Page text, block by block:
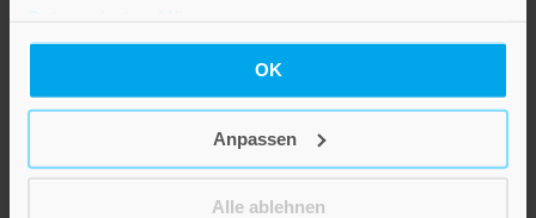
OK
Anpassen
Alle ablehnen